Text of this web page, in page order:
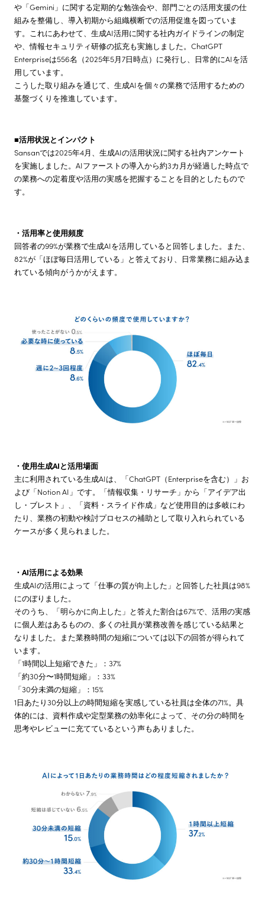
や「Gemini」に関する定期的な勉強会や、部門ごとの活用支援の仕
組みを整備し、導入初期から組織横断での活用促進を図っていま
す。これにあわせて、生成AI活用に関する社内ガイドラインの制定
や、情報セキュリティ研修の拡充も実施しました。ChatGPT
Enterpriseは556名（2025年5月7日時点）に発行し、日常的にAIを活
用しています。
こうした取り組みを通じて、生成AIを個々の業務で活用するための
基盤づくりを推進しています。
■活用状況とインパクト
Sansanでは2025年4月、生成AIの活用状況に関する社内アンケート
を実施しました。AIファーストの導入から約3カ月が経過した時点で
の業務への定着度や活用の実感を把握することを目的としたもので
す。
・活用率と使用頻度
回答者の99%が業務で生成AIを活用していると回答しました。また、
82%が「ほぼ毎日活用している」と答えており、日常業務に組み込ま
れている傾向がうかがえます。
・使用生成AIと活用場面
主に利用されている生成AIは、「ChatGPT（Enterpriseを含む）」お
よび「Notion AI」です。「情報収集・リサーチ」から「アイデア出
し・ブレスト」、「資料・スライド作成」など使用目的は多岐にわ
たり、業務の初動や検討プロセスの補助として取り入れられている
ケースが多く見られました。
・AI活用による効果
生成AIの活用によって「仕事の質が向上した」と回答した社員は98%
にのぼりました。
そのうち、「明らかに向上した」と答えた割合は67%で、活用の実感
に個人差はあるものの、多くの社員が業務改善を感じている結果と
なりました。また業務時間の短縮については以下の回答が得られて
います。
「1時間以上短縮できた」：37%
「約30分〜1時間短縮」：33%
「30分未満の短縮」：15%
1日あたり30分以上の時間短縮を実感している社員は全体の71%。具
体的には、資料作成や定型業務の効率化によって、その分の時間を
思考やレビューに充てているという声もありました。